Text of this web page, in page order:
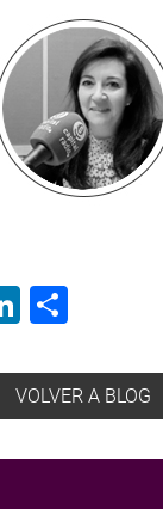
LinkedIn
VOLVER A BLOG